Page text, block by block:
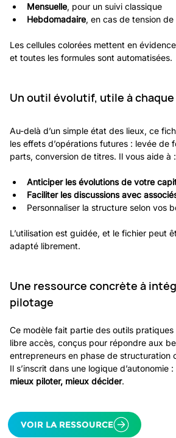
Mensuelle, pour un suivi classique
Hebdomadaire, en cas de tension
Les cellules colorées mettent en
et toutes les formules sont automatisées.
Un outil évolutif, utile à
Au-delà d’un simple état des lieux, ce
les effets d’opérations futures : levée de
parts, conversion de titres. Il vous aide à :
Anticiper les évolutions de votre
Faciliter les discussions avec
Personnaliser la structure selon vos
L’utilisation est guidée, et le fichier peut
adapté librement.
Une ressource concrète à
pilotage
Ce modèle fait partie des outils
libre accès, conçus pour répondre aux
entrepreneurs en phase de structuration
Il s’inscrit dans une logique d’autonomie :
mieux piloter, mieux décider.
VOIR LA RESSOURCE